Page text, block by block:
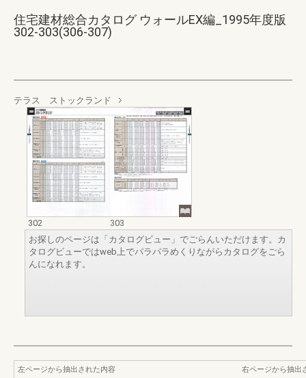
住宅建材総合カタログ ウォールEX編_1995年度版
302-303(306-307)
テラス ストックランド
302
303
お探しのページは「カタログビュー」でごらんいただけます。カ
タログビューではweb上でパラパラめくりながらカタログをごら
んになれます。
左ページから抽出された内容
右ページから抽出